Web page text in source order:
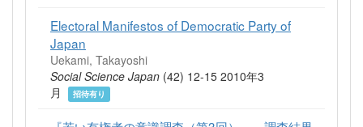
Electoral Manifestos of Democratic Party of
Japan
Uekami, Takayoshi
Social Science Japan (42) 12-15 2010年3
月
招待有り